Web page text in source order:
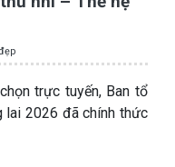
trực tuyến, Ban tổ
lai 2026 đã chính thức